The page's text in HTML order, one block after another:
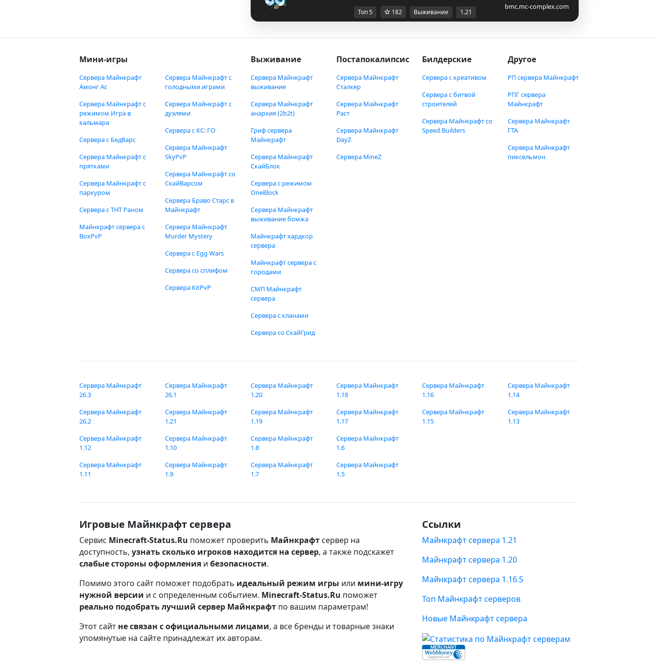
bmc.mc-complex.com
Топ 5 182 Выживание 1.21
Мини-игры
Сервера Майнкрафт
Амонг Ас
Сервера Майнкрафт с
режимом Игра в
кальмара
Сервера с БедВарс
Сервера Майнкрафт с
прятками
Сервера Майнкрафт с
паркуром
Сервера с ТНТ Раном
Майнкрафт сервера с
BoxPvP
Сервера Майнкрафт с
голодными играми
Сервера Майнкрафт с
дуэлями
Сервера с КС: ГО
Сервера Майнкрафт
SkyPvP
Сервера Майнкрафт со
СкайВарсом
Сервера Браво Старс в
Майнкрафт
Сервера Майнкрафт
Murder Mystery
Сервера с Egg Wars
Сервера со сплифом
Сервера KitPvP
Выживание
Сервера Майнкрафт
выживание
Сервера Майнкрафт
анархия (2b2t)
Гриф сервера
Майнкрафт
Сервера Майнкрафт
СкайБлок
Сервера с режимом
OneBlock
Сервера Майнкрафт
выживание бомжа
Майнкрафт хардкор
сервера
Майнкрафт сервера с
городами
СМП Майнкрафт
сервера
Сервера с кланами
Сервера со СкайГрид
Постапокалипсис
Сервера Майнкрафт
Сталкер
Сервера Майнкрафт
Раст
Сервера Майнкрафт
DayZ
Сервера MineZ
Билдерские
Сервера с креативом
Сервера с битвой
строителей
Сервера Майнкрафт со
Speed Builders
Другое
РП сервера Майнкрафт
РПГ сервера
Майнкрафт
Сервера Майнкрафт
ГТА
Сервера Майнкрафт
пиксельмон
Сервера Майнкрафт
26.3
Сервера Майнкрафт
26.2
Сервера Майнкрафт
26.1
Сервера Майнкрафт
1.21
Сервера Майнкрафт
1.20
Сервера Майнкрафт
1.19
Сервера Майнкрафт
1.18
Сервера Майнкрафт
1.17
Сервера Майнкрафт
1.16
Сервера Майнкрафт
1.15
Сервера Майнкрафт
1.14
Сервера Майнкрафт
1.13
Сервера Майнкрафт
1.12
Сервера Майнкрафт
1.11
Сервера Майнкрафт
1.10
Сервера Майнкрафт
1.9
Сервера Майнкрафт
1.8
Сервера Майнкрафт
1.7
Сервера Майнкрафт
1.6
Сервера Майнкрафт
1.5
Игровые Майнкрафт сервера
Сервис Minecraft-Status.Ru поможет проверить Майнкрафт сервер на
доступность, узнать сколько игроков находится на сервер, а также подскажет
слабые стороны оформления и безопасности.
Помимо этого сайт поможет подобрать идеальный режим игры или мини-игру
нужной версии и с определенным событием. Minecraft-Status.Ru поможет
реально подобрать лучший сервер Майнкрафт по вашим параметрам!
Этот сайт не связан с официальными лицами, а все бренды и товарные знаки
упомянутые на сайте принадлежат их авторам.
Ссылки
Майнкрафт сервера 1.21
Майнкрафт сервера 1.20
Майнкрафт сервера 1.16.5
Топ Майнкрафт серверов
Новые Майнкрафт сервера